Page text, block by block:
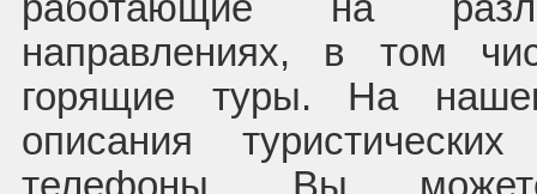
направлениях, в том
горящие туры. На
описания